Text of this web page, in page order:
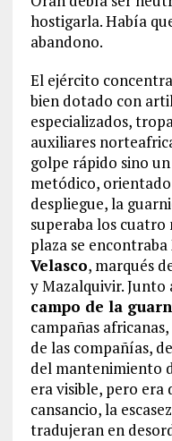
hostigarla. Había
abandono.
El ejército
bien dotado con
especializados,
auxiliares
golpe rápido sino
metódico, orientado
despliegue, la
superaba los
plaza se encontraba
Velasco, marqués
y Mazalquivir. Junto
campo de la
campañas
de las compañías,
del mantenimiento
era visible, pero era
cansancio, la
tradujeran en